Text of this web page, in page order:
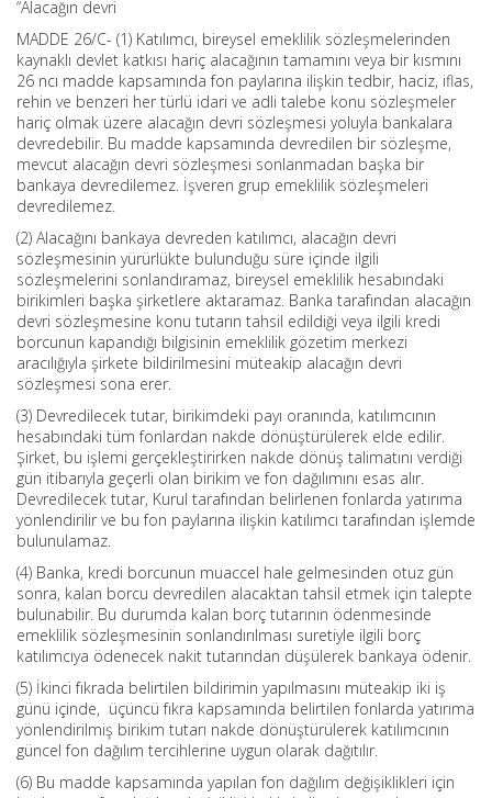
“Alacağın devri
MADDE 26/C- (1) Katılımcı, bireysel emeklilik sözleşmelerinden
kaynaklı devlet katkısı hariç alacağının tamamını veya bir kısmını
26 ncı madde kapsamında fon paylarına ilişkin tedbir, haciz, iflas,
rehin ve benzeri her türlü idari ve adli talebe konu sözleşmeler
hariç olmak üzere alacağın devri sözleşmesi yoluyla bankalara
devredebilir. Bu madde kapsamında devredilen bir sözleşme,
mevcut alacağın devri sözleşmesi sonlanmadan başka bir
bankaya devredilemez. İşveren grup emeklilik sözleşmeleri
devredilemez.
(2) Alacağını bankaya devreden katılımcı, alacağın devri
sözleşmesinin yürürlükte bulunduğu süre içinde ilgili
sözleşmelerini sonlandıramaz, bireysel emeklilik hesabındaki
birikimleri başka şirketlere aktaramaz. Banka tarafından alacağın
devri sözleşmesine konu tutarın tahsil edildiği veya ilgili kredi
borcunun kapandığı bilgisinin emeklilik gözetim merkezi
aracılığıyla şirkete bildirilmesini müteakip alacağın devri
sözleşmesi sona erer.
(3) Devredilecek tutar, birikimdeki payı oranında, katılımcının
hesabındaki tüm fonlardan nakde dönüştürülerek elde edilir.
Şirket, bu işlemi gerçekleştirirken nakde dönüş talimatını verdiği
gün itibarıyla geçerli olan birikim ve fon dağılımını esas alır.
Devredilecek tutar, Kurul tarafından belirlenen fonlarda yatırıma
yönlendirilir ve bu fon paylarına ilişkin katılımcı tarafından işlemde
bulunulamaz.
(4) Banka, kredi borcunun muaccel hale gelmesinden otuz gün
sonra, kalan borcu devredilen alacaktan tahsil etmek için talepte
bulunabilir. Bu durumda kalan borç tutarının ödenmesinde
emeklilik sözleşmesinin sonlandırılması suretiyle ilgili borç
katılımcıya ödenecek nakit tutarından düşülerek bankaya ödenir.
(5) İkinci fıkrada belirtilen bildirimin yapılmasını müteakip iki iş
günü içinde, üçüncü fıkra kapsamında belirtilen fonlarda yatırıma
yönlendirilmiş birikim tutarı nakde dönüştürülerek katılımcının
güncel fon dağılım tercihlerine uygun olarak dağıtılır.
(6) Bu madde kapsamında yapılan fon dağılım değişiklikleri için